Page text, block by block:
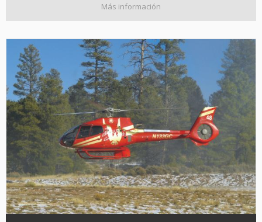
Más información